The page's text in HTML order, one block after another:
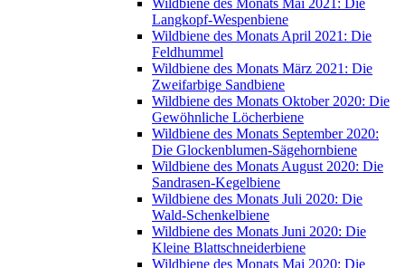
Wildbiene des Monats Mai 2021: Die
Langkopf-Wespenbiene
Wildbiene des Monats April 2021: Die
Feldhummel
Wildbiene des Monats März 2021: Die
Zweifarbige Sandbiene
Wildbiene des Monats Oktober 2020: Die
Gewöhnliche Löcherbiene
Wildbiene des Monats September 2020:
Die Glockenblumen-Sägehornbiene
Wildbiene des Monats August 2020: Die
Sandrasen-Kegelbiene
Wildbiene des Monats Juli 2020: Die
Wald-Schenkelbiene
Wildbiene des Monats Juni 2020: Die
Kleine Blattschneiderbiene
Wildbiene des Monats Mai 2020: Die